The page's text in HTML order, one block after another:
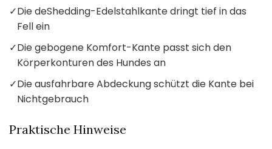
✓Die deShedding-Edelstahlkante dringt tief in das
Fell ein
✓Die gebogene Komfort-Kante passt sich den
Körperkonturen des Hundes an
✓Die ausfahrbare Abdeckung schützt die Kante bei
Nichtgebrauch
Praktische Hinweise